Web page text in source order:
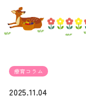
療育コラム
2025.11.04